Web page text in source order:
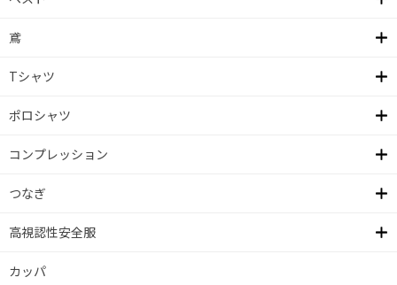
鳶
Tシャツ
ポロシャツ
コンプレッション
つなぎ
高視認性安全服
カッパ